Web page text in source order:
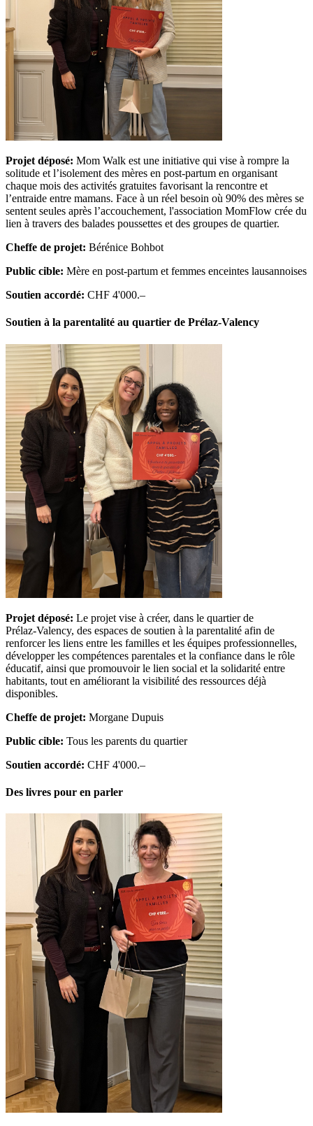
Projet déposé: Mom Walk est une initiative qui vise à rompre la
solitude et l’isolement des mères en post-partum en organisant
chaque mois des activités gratuites favorisant la rencontre et
l’entraide entre mamans. Face à un réel besoin où 90% des mères se
sentent seules après l’accouchement, l'association MomFlow crée du
lien à travers des balades poussettes et des groupes de quartier.
Cheffe de projet: Bérénice Bohbot
Public cible: Mère en post-partum et femmes enceintes lausannoises
Soutien accordé: CHF 4'000.–
Soutien à la parentalité au quartier de Prélaz-Valency
Projet déposé: Le projet vise à créer, dans le quartier de
Prélaz‑Valency, des espaces de soutien à la parentalité afin de
renforcer les liens entre les familles et les équipes professionnelles,
développer les compétences parentales et la confiance dans le rôle
éducatif, ainsi que promouvoir le lien social et la solidarité entre
habitants, tout en améliorant la visibilité des ressources déjà
disponibles.
Cheffe de projet: Morgane Dupuis
Public cible: Tous les parents du quartier
Soutien accordé: CHF 4'000.–
Des livres pour en parler